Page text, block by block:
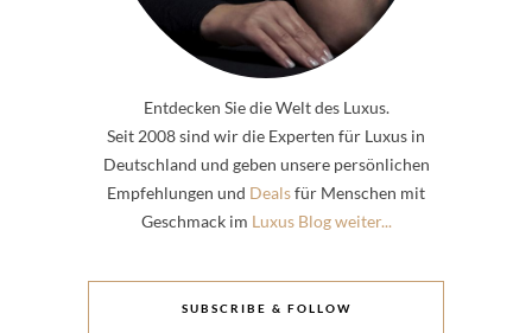
Entdecken Sie die Welt des Luxus.
Seit 2008 sind wir die Experten für Luxus in
Deutschland und geben unsere persönlichen
Empfehlungen und Dealsfür Menschen mit
Geschmack im Luxus Blog weiter...
SUBSCRIBE & FOLLOW